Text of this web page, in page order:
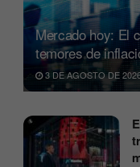
Mercado hoy: El
temores de
3 DE AGOSTO DE